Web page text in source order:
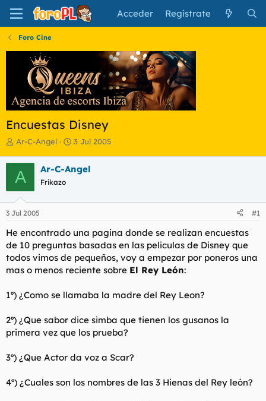
Acceder Regístrate
Foro Cine
Encuestas Disney
I
i
c
i
a
d
o
d
e
l
t
a
Ar-C-Angel
F
h
e
i
c
i
o
3 Jul 2005
A Ar-C-Angel
Frikazo
3 Jul 2005 #1
He encontrado una pagina donde se realizan encuestas
de 10 preguntas basadas en las peliculas de Disney que
todos vimos de pequeños, voy a empezar por poneros una
mas o menos reciente sobre El Rey León:
1º) ¿Como se llamaba la madre del Rey Leon?
2º) ¿Que sabor dice simba que tienen los gusanos la
primera vez que los prueba?
3º) ¿Que Actor da voz a Scar?
4º) ¿Cuales son los nombres de las 3 Hienas del Rey león?